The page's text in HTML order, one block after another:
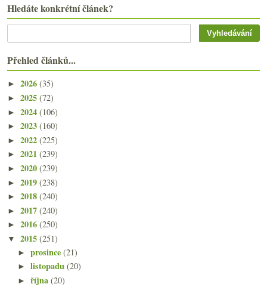
Hledáte konkrétní článek?
Přehled článků...
► 2026 (35)
► 2025 (72)
► 2024 (106)
► 2023 (160)
► 2022 (225)
► 2021 (239)
► 2020 (239)
► 2019 (238)
► 2018 (240)
► 2017 (240)
► 2016 (250)
▼ 2015 (251)
►prosince(21)
►listopadu(20)
►října(20)